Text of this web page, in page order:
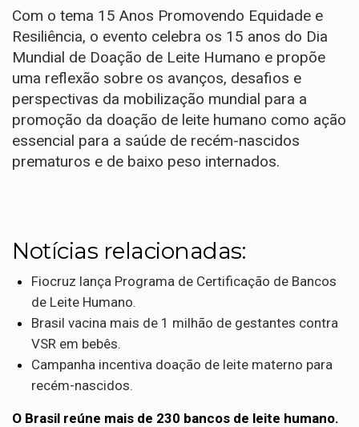
Com o tema 15 Anos Promovendo Equidade e
Resiliência, o evento celebra os 15 anos do Dia
Mundial de Doação de Leite Humano e propõe
uma reflexão sobre os avanços, desafios e
perspectivas da mobilização mundial para a
promoção da doação de leite humano como ação
essencial para a saúde de recém-nascidos
prematuros e de baixo peso internados.
Notícias relacionadas:
Fiocruz lança Programa de Certificação de Bancos
de Leite Humano.
Brasil vacina mais de 1 milhão de gestantes contra
VSR em bebês.
Campanha incentiva doação de leite materno para
recém-nascidos.
O Brasil reúne mais de 230 bancos de leite humano.